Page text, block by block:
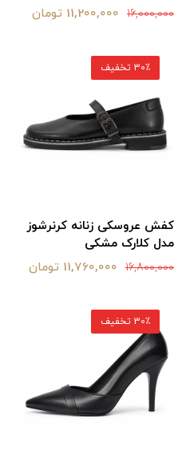
16,000,000 11,200,000 تومان
کفش عروسکی زنانه کرنرشوز
مدل کلارک مشکی
16,800,000 11,760,000 تومان
30٪ تخفیف
30٪ تخفیف